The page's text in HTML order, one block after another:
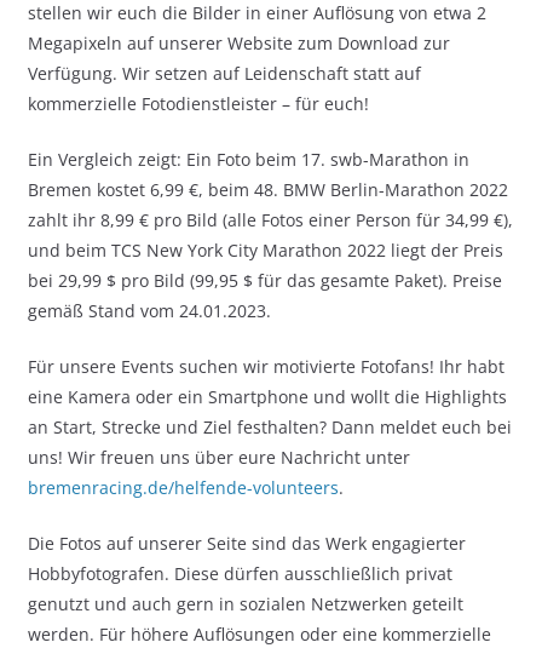
stellen wir euch die Bilder in einer Auflösung von etwa 2
Megapixeln auf unserer Website zum Download zur
Verfügung. Wir setzen auf Leidenschaft statt auf
kommerzielle Fotodienstleister – für euch!
Ein Vergleich zeigt: Ein Foto beim 17. swb-Marathon in
Bremen kostet 6,99 €, beim 48. BMW Berlin-Marathon 2022
zahlt ihr 8,99 € pro Bild (alle Fotos einer Person für 34,99 €),
und beim TCS New York City Marathon 2022 liegt der Preis
bei 29,99 $ pro Bild (99,95 $ für das gesamte Paket). Preise
gemäß Stand vom 24.01.2023.
Für unsere Events suchen wir motivierte Fotofans! Ihr habt
eine Kamera oder ein Smartphone und wollt die Highlights
an Start, Strecke und Ziel festhalten? Dann meldet euch bei
uns! Wir freuen uns über eure Nachricht unter
bremenracing.de/helfende-volunteers.
Die Fotos auf unserer Seite sind das Werk engagierter
Hobbyfotografen. Diese dürfen ausschließlich privat
genutzt und auch gern in sozialen Netzwerken geteilt
werden. Für höhere Auflösungen oder eine kommerzielle